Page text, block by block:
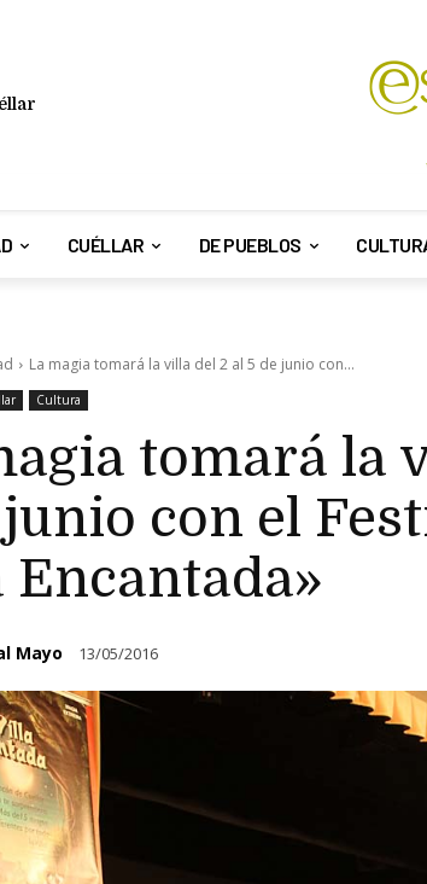
CUÉLLAR DE PUEBLOS
La magia tomará la villa del 2 al 5 de junio con...
Cultura
tomará la
junio con el
Mayo 13/05/2016